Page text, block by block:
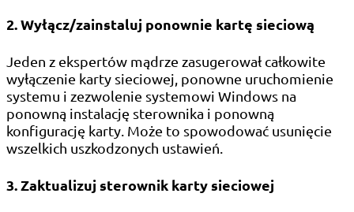
2. Wyłącz/zainstaluj ponownie kartę sieciową
Jeden z ekspertów mądrze zasugerował całkowite
wyłączenie karty sieciowej, ponowne uruchomienie
systemu i zezwolenie systemowi Windows na
ponowną instalację sterownika i ponowną
konfigurację karty. Może to spowodować usunięcie
wszelkich uszkodzonych ustawień.
3. Zaktualizuj sterownik karty sieciowej